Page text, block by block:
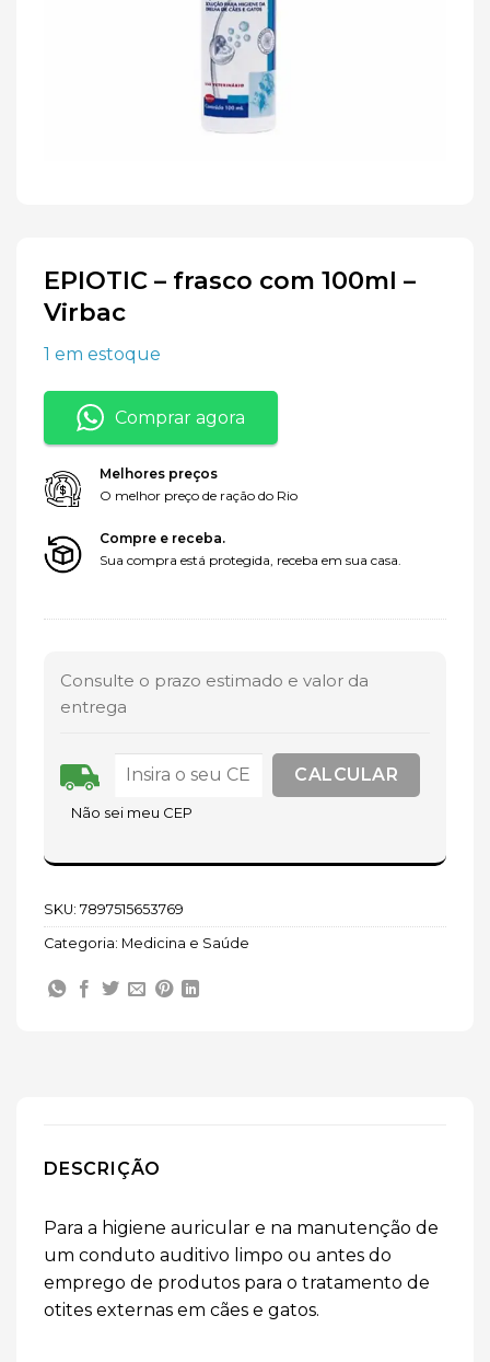
EPIOTIC – frasco com 100ml –
Virbac
1 em estoque
Comprar agora
Melhores preços
O melhor preço de ração do Rio
Compre e receba.
Sua compra está protegida, receba em sua casa.
Consulte o prazo estimado e valor da
entrega
Não sei meu CEP
SKU: 7897515653769
Categoria: Medicina e Saúde
DESCRIÇÃO
Para a higiene auricular e na manutenção de
um conduto auditivo limpo ou antes do
emprego de produtos para o tratamento de
otites externas em cães e gatos.